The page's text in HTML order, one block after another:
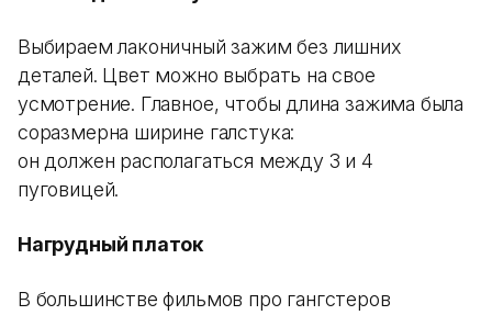
Выбираем лаконичный зажим без лишних
деталей. Цвет можно выбрать на свое
усмотрение. Главное, чтобы длина зажима была
соразмерна ширине галстука:
он должен располагаться между 3 и 4
пуговицей.
Нагрудный платок
В большинстве фильмов про гангстеров